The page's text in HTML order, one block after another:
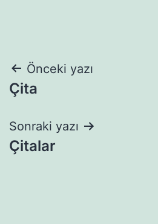
Yazı
gezinmesi
Önceki yazı
Çita
Sonraki yazı
Çitalar